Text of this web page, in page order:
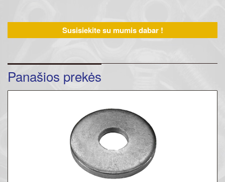
Susisiekite su mumis dabar !
Panašios prekės